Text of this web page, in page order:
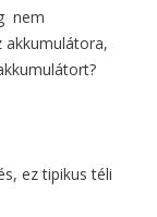
nem
akkumulátora,
ez tipikus téli